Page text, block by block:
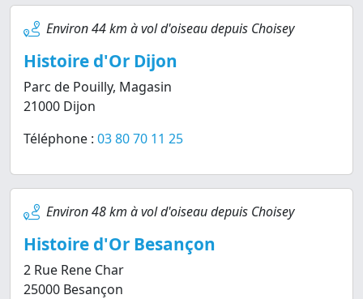
Environ 44 km à vol d'oiseau depuis Choisey
Histoire d'Or Dijon
Parc de Pouilly, Magasin
21000 Dijon
Téléphone : 03 80 70 11 25
Environ 48 km à vol d'oiseau depuis Choisey
Histoire d'Or Besançon
2 Rue Rene Char
25000 Besançon